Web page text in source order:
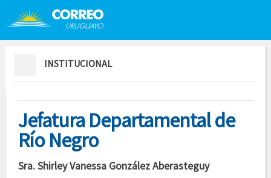
Saltar al contenido
INSTITUCIONAL
Jefatura Departamental de
Río Negro
Sra. Shirley Vanessa González Aberasteguy